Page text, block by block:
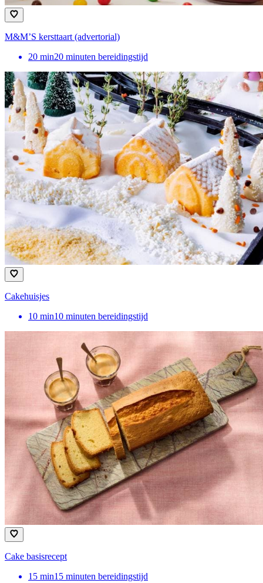
M&M’S kersttaart (advertorial)
20 min20 minuten bereidingstijd
Cakehuisjes
10 min10 minuten bereidingstijd
Cake basisrecept
15 min15 minuten bereidingstijd